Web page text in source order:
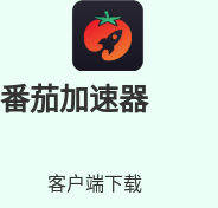
番茄加速器
客户端下载